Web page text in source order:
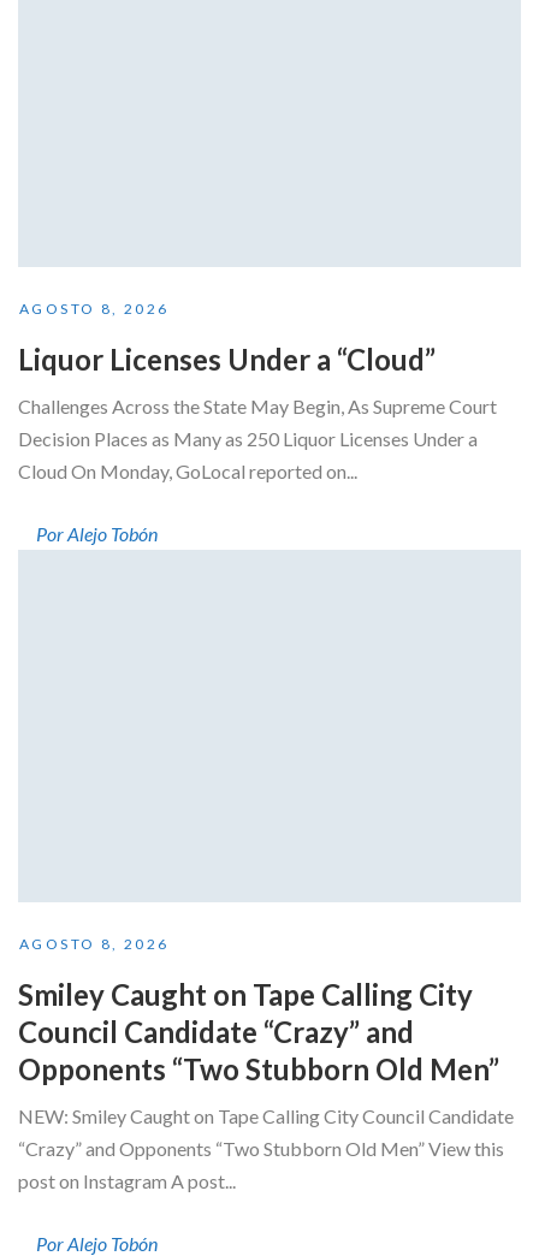
AGOSTO 8, 2026
Liquor Licenses Under a “Cloud”
Challenges Across the State May Begin, As Supreme Court
Decision Places as Many as 250 Liquor Licenses Under a
Cloud On Monday, GoLocal reported on...
Por Alejo Tobón
AGOSTO 8, 2026
Smiley Caught on Tape Calling City
Council Candidate “Crazy” and
Opponents “Two Stubborn Old Men”
NEW: Smiley Caught on Tape Calling City Council Candidate
“Crazy” and Opponents “Two Stubborn Old Men” View this
post on Instagram A post...
Por Alejo Tobón